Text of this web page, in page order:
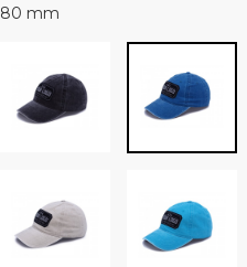
80 mm